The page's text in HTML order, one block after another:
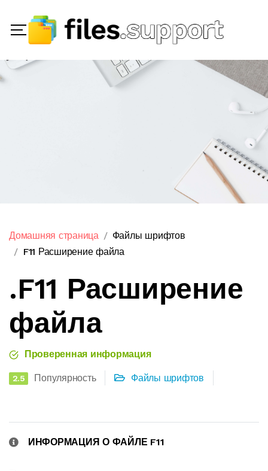
Домашняя страница
Файлы шрифтов
F11 Расширение файла
.F11 Расширение
файла
Проверенная информация
2.5 Популярность Файлы шрифтов
ИНФОРМАЦИЯ О ФАЙЛЕ F11